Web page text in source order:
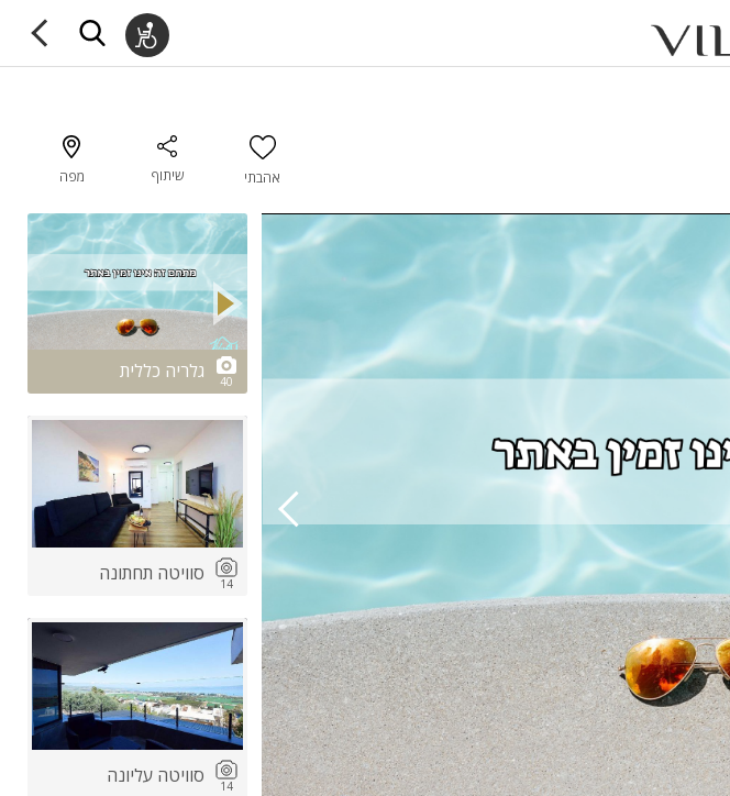
אהבתי שיתוף מפה
2/40
40 גלריה כללית
14 סוויטה תחתונה
14 סוויטה עליונה